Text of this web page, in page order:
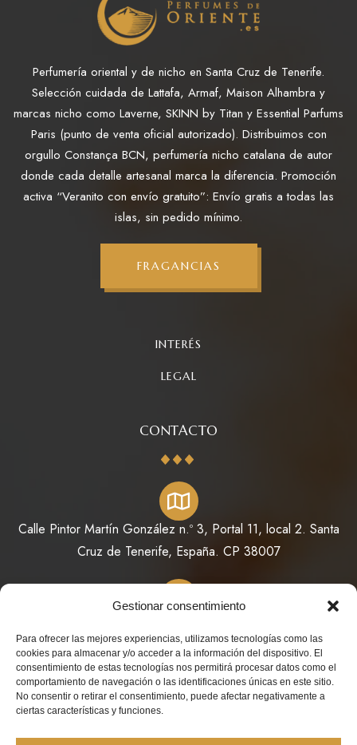
Gestionar consentimiento
Para ofrecer las mejores experiencias, utilizamos tecnologías como las
cookies para almacenar y/o acceder a la información del dispositivo. El
consentimiento de estas tecnologías nos permitirá procesar datos como el
comportamiento de navegación o las identificaciones únicas en este sitio.
No consentir o retirar el consentimiento, puede afectar negativamente a
ciertas características y funciones.
Perfumería oriental y de nicho en Santa Cruz de Tenerife.
Selección cuidada de Lattafa, Armaf, Maison Alhambra y
marcas nicho como Laverne, SKINN by Titan y Essential Parfums
Paris (punto de venta oficial autorizado). Distribuimos con
orgullo Constança BCN, perfumería nicho catalana de autor
donde cada detalle artesanal marca la diferencia. Promoción
activa “Veranito con envío gratuito”: Envío gratis a todas las
islas, sin pedido mínimo.
FRAGANCIAS
INTERÉS
LEGAL
CONTACTO
Calle Pintor Martín González n.º 3, Portal 11, local 2. Santa
Cruz de Tenerife, España. CP 38007
info@perfumesdeoriente.es